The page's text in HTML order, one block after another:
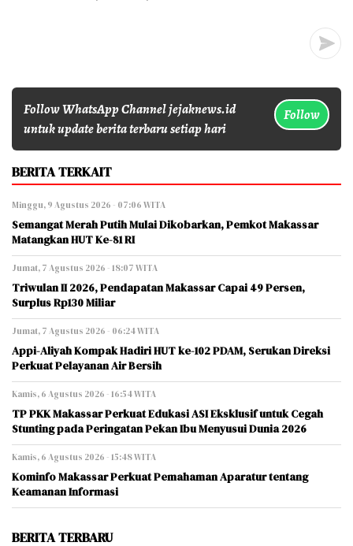
Follow WhatsApp Channel jejaknews.id
untuk update berita terbaru setiap hari
Follow
BERITA TERKAIT
Minggu, 9 Agustus 2026 - 07:06 WITA
Semangat Merah Putih Mulai Dikobarkan, Pemkot Makassar
Matangkan HUT Ke-81 RI
Jumat, 7 Agustus 2026 - 18:07 WITA
Triwulan II 2026, Pendapatan Makassar Capai 49 Persen,
Surplus Rp130 Miliar
Jumat, 7 Agustus 2026 - 06:24 WITA
Appi-Aliyah Kompak Hadiri HUT ke-102 PDAM, Serukan Direksi
Perkuat Pelayanan Air Bersih
Kamis, 6 Agustus 2026 - 16:54 WITA
TP PKK Makassar Perkuat Edukasi ASI Eksklusif untuk Cegah
Stunting pada Peringatan Pekan Ibu Menyusui Dunia 2026
Kamis, 6 Agustus 2026 - 15:48 WITA
Kominfo Makassar Perkuat Pemahaman Aparatur tentang
Keamanan Informasi
BERITA TERBARU